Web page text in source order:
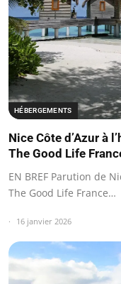
HÉBERGEMENTS
Nice Côte d’Azur à
The Good Life
EN BREF Parution de
The Good Life France…
16 janvier 2026